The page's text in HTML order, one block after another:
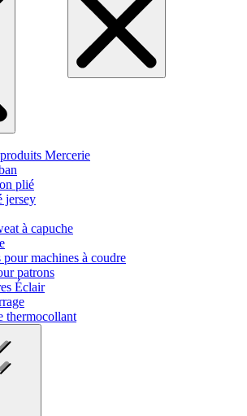
Mercerie
plié
jersey
à capuche
machines à coudre
patrons
Éclair
thermocollant